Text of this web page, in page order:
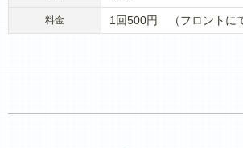
料金 1回500円 （フロントに